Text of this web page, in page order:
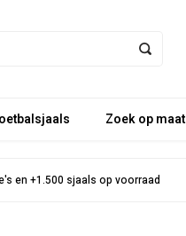
Zoek op maat
en +1.500 sjaals op voorraad